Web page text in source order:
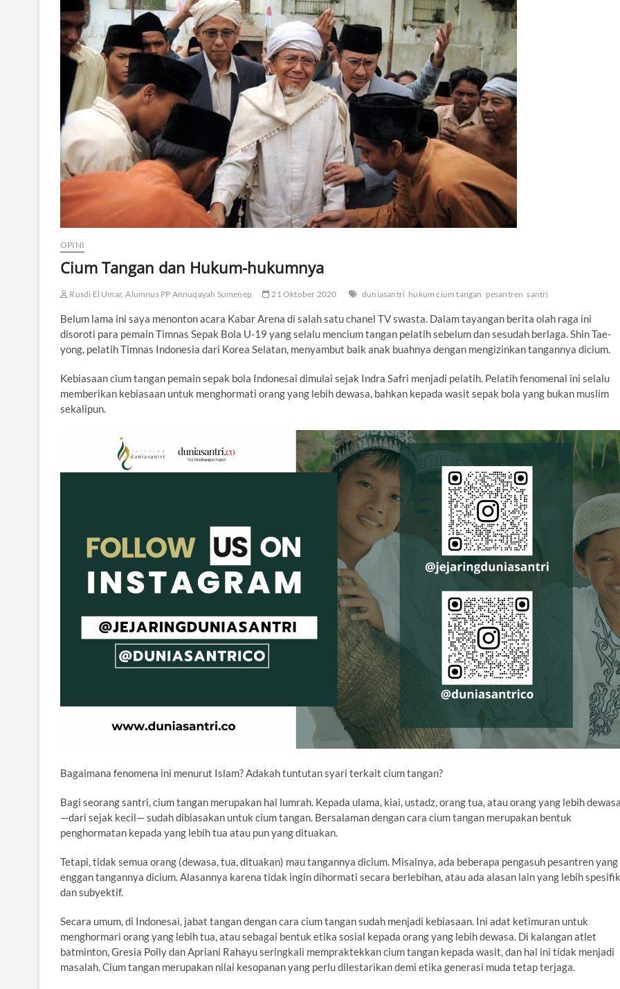
OPINI
Cium Tangan dan Hukum-hukumnya
Rusdi El Umar, Alumnus PP Annuqayah Sumenep 21 Oktober 2020 duniasantri hukum cium tangan pesantren santri
Belum lama ini saya menonton acara Kabar Arena di salah satu chanel TV swasta. Dalam tayangan berita olah raga ini
disoroti para pemain Timnas Sepak Bola U-19 yang selalu mencium tangan pelatih sebelum dan sesudah berlaga. Shin Tae-
yong, pelatih Timnas Indonesia dari Korea Selatan, menyambut baik anak buahnya dengan mengizinkan tangannya dicium.
Kebiasaan cium tangan pemain sepak bola Indonesai dimulai sejak Indra Safri menjadi pelatih. Pelatih fenomenal ini selalu
memberikan kebiasaan untuk menghormati orang yang lebih dewasa, bahkan kepada wasit sepak bola yang bukan muslim
sekalipun.
Bagaimana fenomena ini menurut Islam? Adakah tuntutan syari terkait cium tangan?
Bagi seorang santri, cium tangan merupakan hal lumrah. Kepada ulama, kiai, ustadz, orang tua, atau orang yang lebih
—dari sejak kecil— sudah dibiasakan untuk cium tangan. Bersalaman dengan cara cium tangan merupakan bentuk
penghormatan kepada yang lebih tua atau pun yang dituakan.
Tetapi, tidak semua orang (dewasa, tua, dituakan) mau tangannya dicium. Misalnya, ada beberapa pengasuh pesantren yang
enggan tangannya dicium. Alasannya karena tidak ingin dihormati secara berlebihan, atau ada alasan lain yang lebih spesifik
dan subyektif.
Secara umum, di Indonesai, jabat tangan dengan cara cium tangan sudah menjadi kebiasaan. Ini adat ketimuran untuk
menghormari orang yang lebih tua, atau sebagai bentuk etika sosial kepada orang yang lebih dewasa. Di kalangan atlet
batminton, Gresia Polly dan Apriani Rahayu seringkali mempraktekkan cium tangan kepada wasit, dan hal ini tidak menjadi
masalah. Cium tangan merupakan nilai kesopanan yang perlu dilestarikan demi etika generasi muda tetap terjaga.